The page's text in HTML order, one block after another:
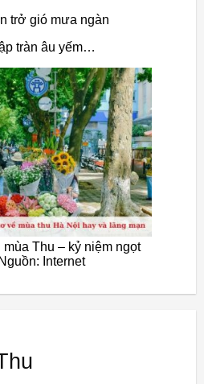
trở gió mưa ngàn
tràn âu yếm…
Thu – kỷ niệm ngọt
Internet